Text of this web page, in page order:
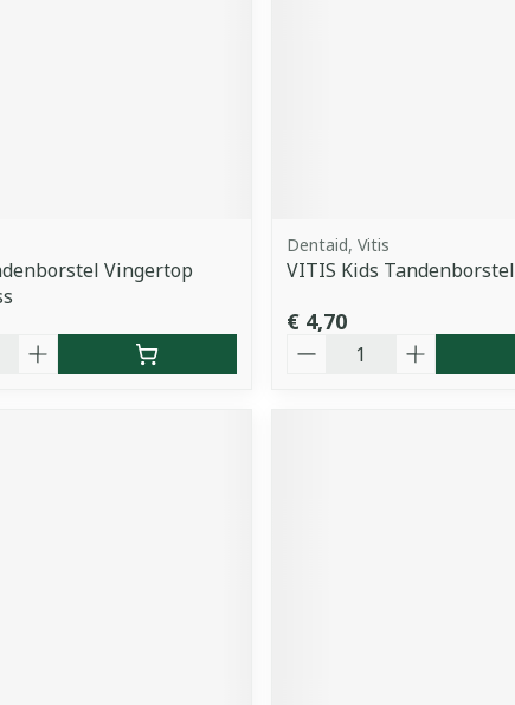
Vingertop
Dentaid, Vitis
VITIS Kids Tandenborstel
€ 4,70